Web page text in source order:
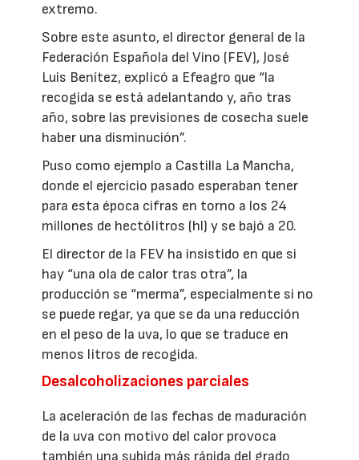
extremo.
Sobre este asunto, el director general de la
Federación Española del Vino (FEV), José
Luis Benítez, explicó a Efeagro que “la
recogida se está adelantando y, año tras
año, sobre las previsiones de cosecha suele
haber una disminución”.
Puso como ejemplo a Castilla La Mancha,
donde el ejercicio pasado esperaban tener
para esta época cifras en torno a los 24
millones de hectólitros (hl) y se bajó a 20.
El director de la FEV ha insistido en que si
hay “una ola de calor tras otra”, la
producción se “merma”, especialmente si no
se puede regar, ya que se da una reducción
en el peso de la uva, lo que se traduce en
menos litros de recogida.
Desalcoholizaciones parciales
La aceleración de las fechas de maduración
de la uva con motivo del calor provoca
también una subida más rápida del grado